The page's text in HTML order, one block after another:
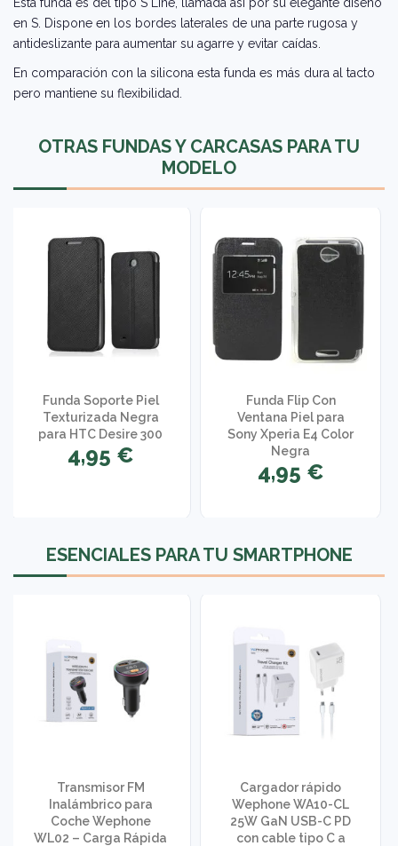
Esta funda es del tipo S Line, llamada así por su elegante diseño
en S. Dispone en los bordes laterales de una parte rugosa y
antideslizante para aumentar su agarre y evitar caídas.
En comparación con la silicona esta funda es más dura al tacto
pero mantiene su flexibilidad.
OTRAS FUNDAS Y CARCASAS PARA TU
MODELO
Funda Soporte Piel
Texturizada Negra
para HTC Desire 300
4,95 €
Funda Flip Con
Ventana Piel para
Sony Xperia E4 Color
Negra
4,95 €
1 opinión
ESENCIALES PARA TU SMARTPHONE
Transmisor FM
Inalámbrico para
Coche Wephone
WL02 – Carga Rápida
Cargador rápido
Wephone WA10-CL
25W GaN USB-C PD
con cable tipo C a